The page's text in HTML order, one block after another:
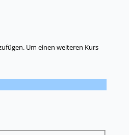
Um einen weiteren Kurs